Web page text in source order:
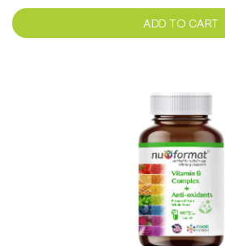
ADD TO CART